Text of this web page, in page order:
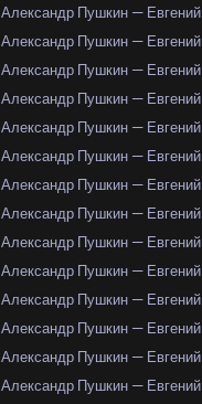
Александр Пушкин —
Александр Пушкин —
Александр Пушкин —
Александр Пушкин —
Александр Пушкин —
Александр Пушкин —
Александр Пушкин —
Александр Пушкин —
Александр Пушкин —
Александр Пушкин —
Александр Пушкин —
Александр Пушкин —
Александр Пушкин —
Александр Пушкин —